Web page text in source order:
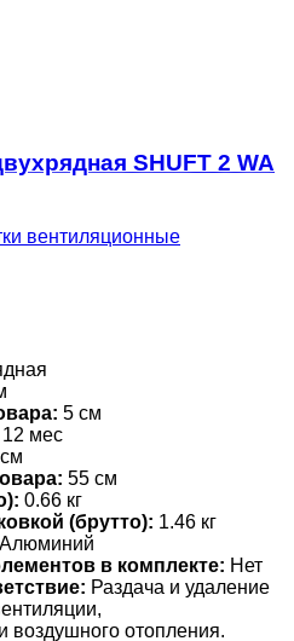
SHUFT 2 WA
вентиляционные
5 см
12 мес
55 см
0.66 кг
(брутто): 1.46 кг
Алюминий
в комплекте: Нет
Раздача и удаление
воздушного отопления.